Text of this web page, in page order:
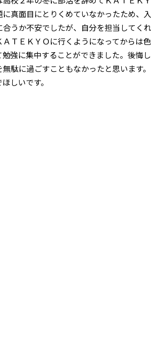
に真面目にとりくめていなかったため、
合うか不安でしたが、自分を担当してく
ＡＴＥＫＹＯに行くようになってからは
勉強に集中することができました。後悔
無駄に過ごすこともなかったと思います
しいです。